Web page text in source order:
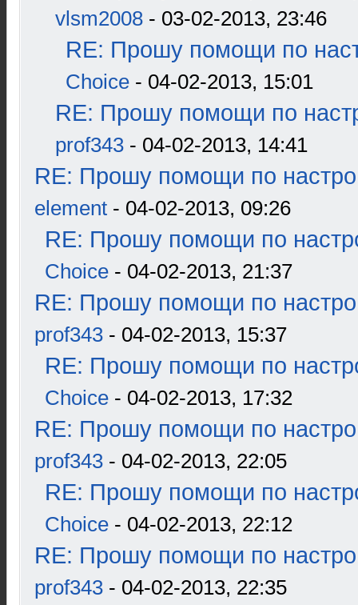
vlsm2008 - 03-02-2013, 23:46
RE: Прошу помощи по
Choice - 04-02-2013, 15:01
RE: Прошу помощи по
prof343 - 04-02-2013, 14:41
RE: Прошу помощи по
element - 04-02-2013, 09:26
RE: Прошу помощи по
Choice - 04-02-2013, 21:37
RE: Прошу помощи по
prof343 - 04-02-2013, 15:37
RE: Прошу помощи по
Choice - 04-02-2013, 17:32
RE: Прошу помощи по
prof343 - 04-02-2013, 22:05
RE: Прошу помощи по
Choice - 04-02-2013, 22:12
RE: Прошу помощи по
prof343 - 04-02-2013, 22:35